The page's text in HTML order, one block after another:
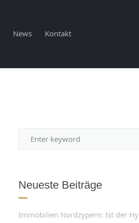
News Kontakt
Neueste Beiträge
Immobilien Nordzypern: Ist der